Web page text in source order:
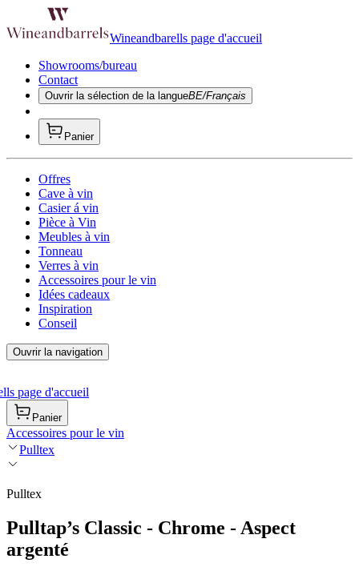
Wineandbarells page d'accueil
Showrooms/bureau
Contact
Ouvrir la sélection de la langueBE/Français
Panier
Offres
Cave à vin
Casier á vin
Pièce à Vin
Meubles à vin
Tonneau
Verres à vin
Accessoires pour le vin
Idées cadeaux
Inspiration
Conseil
Ouvrir la navigation
page d'accueil
Panier
Accessoires pour le vin
Pulltex
Pulltex
Pulltap’s Classic - Chrome - Aspect
argenté